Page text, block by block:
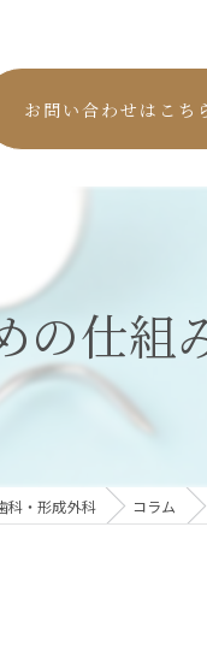
お問い合わせはこち
の仕組
科・形成外科 コラム